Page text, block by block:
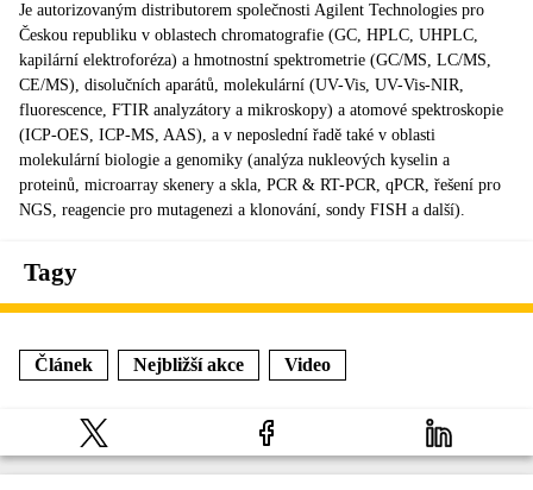
Je autorizovaným distributorem společnosti Agilent Technologies pro
Českou republiku v oblastech chromatografie (GC, HPLC, UHPLC,
kapilární elektroforéza) a hmotnostní spektrometrie (GC/MS, LC/MS,
CE/MS), disolučních aparátů, molekulární (UV-Vis, UV-Vis-NIR,
fluorescence, FTIR analyzátory a mikroskopy) a atomové spektroskopie
(ICP-OES, ICP-MS, AAS), a v neposlední řadě také v oblasti
molekulární biologie a genomiky (analýza nukleových kyselin a
proteinů, microarray skenery a skla, PCR & RT-PCR, qPCR, řešení pro
NGS, reagencie pro mutagenezi a klonování, sondy FISH a další).
Tagy
Článek Nejbližší akce Video